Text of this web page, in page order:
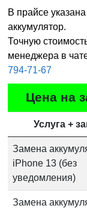
В прайсе
аккумулятор.
Точную
менеджера в
794-71-67
Цена на
Услуга +
Замена
iPhone 13 (без
уведомления)
Замена